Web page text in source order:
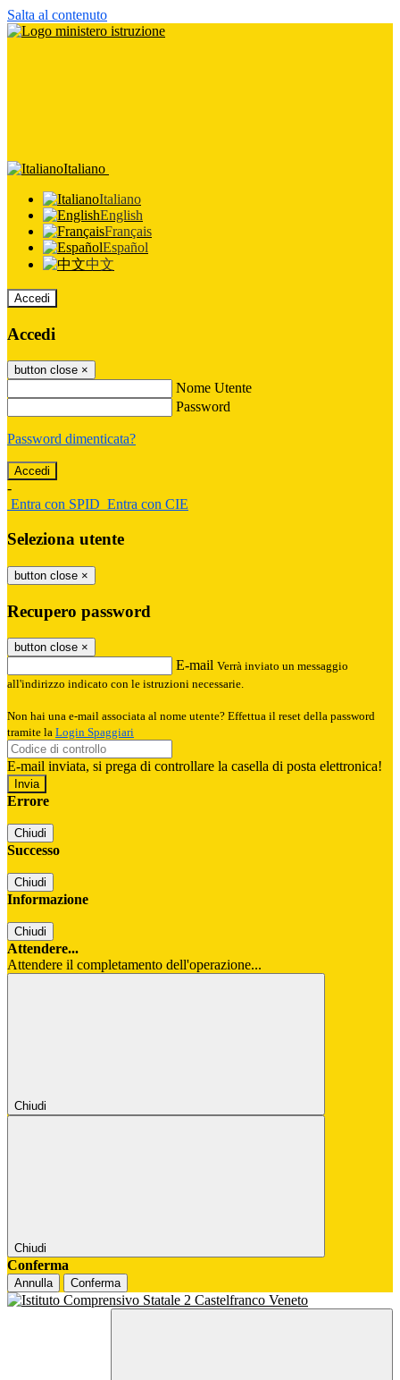
Salta al contenuto
Italiano
Italiano
English
Français
Español
中文
Accedi
Accedi
button close ×
Nome Utente
Password
Password dimenticata?
-
Entra con SPID Entra con CIE
Seleziona utente
button close ×
Recupero password
button close ×
E-mail Verrà inviato un messaggio
all'indirizzo indicato con le istruzioni necessarie.
Non hai una e-mail associata al nome utente? Effettua il reset della password
tramite la Login Spaggiari
E-mail inviata, si prega di controllare la casella di posta elettronica!
Errore
Chiudi
Successo
Chiudi
Informazione
Chiudi
Attendere...
Attendere il completamento dell'operazione...
Chiudi
Chiudi
Conferma
Annulla Conferma